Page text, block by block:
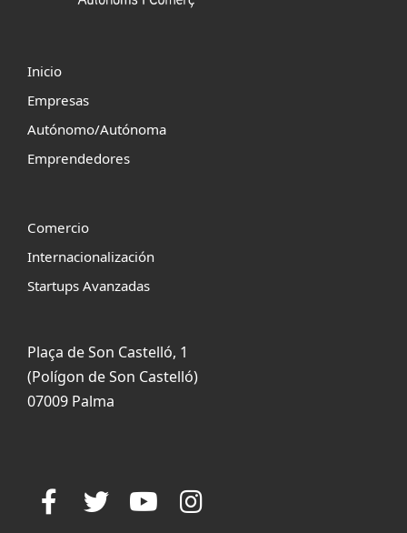
Inicio
Empresas
Autónomo/Autónoma
Emprendedores
Comercio
Internacionalización
Startups Avanzadas
Plaça de Son Castelló, 1
(Polígon de Son Castelló)
07009 Palma